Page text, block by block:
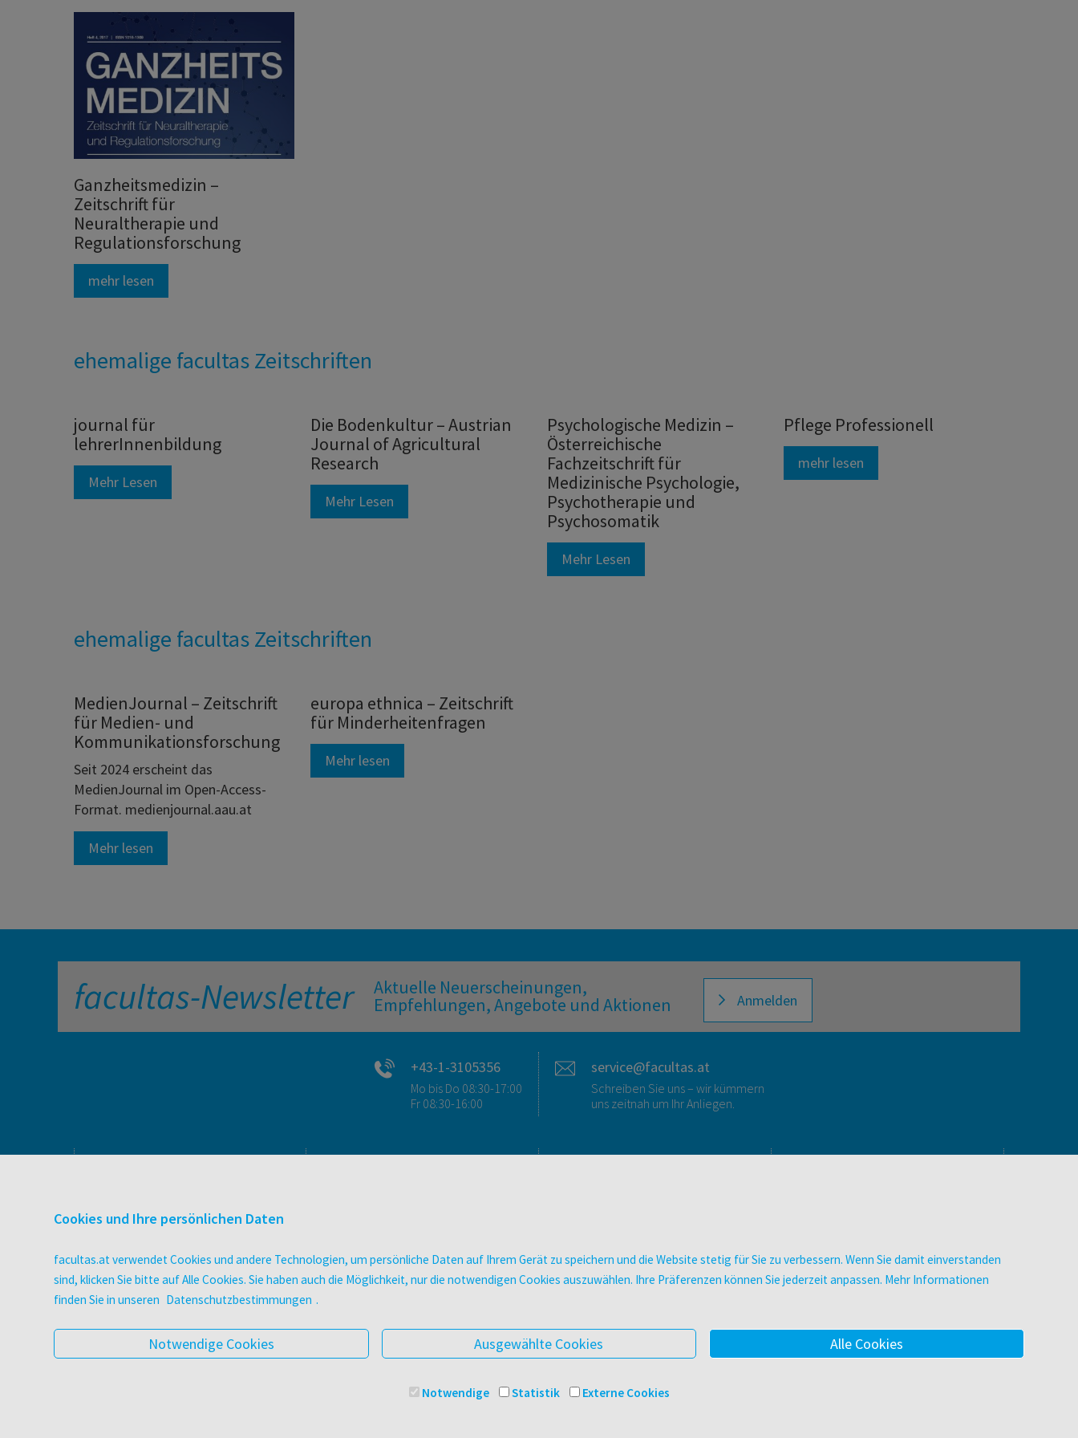
Ganzheitsmedizin –
Zeitschrift für
Neuraltherapie und
Regulationsforschung
mehr lesen
ehemalige facultas Zeitschriften
journal für
lehrerInnenbildung
Mehr Lesen
Die Bodenkultur – Austrian
Journal of Agricultural
Research
Mehr Lesen
Psychologische Medizin –
Österreichische
Fachzeitschrift für
Medizinische Psychologie,
Psychotherapie und
Psychosomatik
Mehr Lesen
Pflege Professionell
mehr lesen
ehemalige facultas Zeitschriften
MedienJournal – Zeitschrift
für Medien- und
Kommunikationsforschung
Seit 2024 erscheint das
MedienJournal im Open-Access-
Format. medienjournal.aau.at
Mehr lesen
europa ethnica – Zeitschrift
für Minderheitenfragen
Mehr lesen
facultas-Newsletter Aktuelle Neuerscheinungen,
Empfehlungen, Angebote und Aktionen Anmelden
+43-1-3105356
Mo bis Do 08:30-17:00
Fr 08:30-16:00
service@facultas.at
Schreiben Sie uns – wir kümmern
uns zeitnah um Ihr Anliegen.
Buchhandel
Druckerei facultas druckt.
Wissen Magazin
Pflegeausbildung
Ansprechpartner:innen
So finden Sie uns
E-Books
facultas Club
Datenschutz & Cookies
AGB
© 2025 Facultas Verlags- und Buchhandels AG
Cookies und Ihre persönlichen Daten
facultas.at verwendet Cookies und andere Technologien, um persönliche Daten auf Ihrem Gerät zu speichern und die Website stetig für Sie zu verbessern. Wenn Sie damit einverstanden
sind, klicken Sie bitte auf Alle Cookies. Sie haben auch die Möglichkeit, nur die notwendigen Cookies auszuwählen. Ihre Präferenzen können Sie jederzeit anpassen. Mehr Informationen
finden Sie in unseren Datenschutzbestimmungen .
Notwendige Cookies Ausgewählte Cookies Alle Cookies
Notwendige Statistik Externe Cookies